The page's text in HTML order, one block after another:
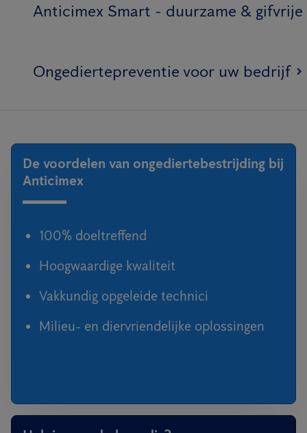
Anticimex Smart - duurzame &
Ongediertepreventie voor uw bedrijf
De voordelen van ongediertebestrijding bij
Anticimex
100% doeltreffend
Hoogwaardige kwaliteit
Vakkundig opgeleide technici
Milieu- en diervriendelijke oplossingen